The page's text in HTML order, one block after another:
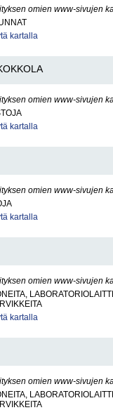
omien www-sivujen
kartalla
omien www-sivujen
kartalla
omien www-sivujen
kartalla
omien www-sivujen
kartalla
omien www-sivujen